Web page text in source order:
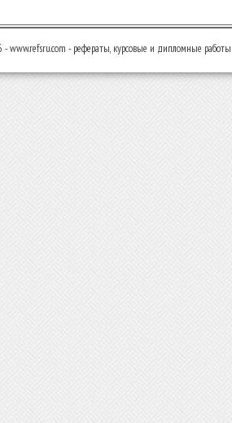
www.refsru.com - рефераты, курсовые и дипломные работы